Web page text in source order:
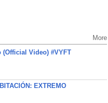
More
(Official Video) #VYFT
EXTREMO